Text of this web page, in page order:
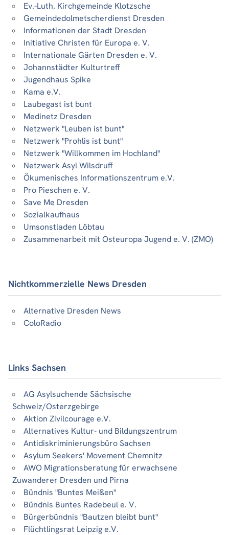
Ev.-Luth. Kirchgemeinde Klotzsche
Gemeindedolmetscherdienst Dresden
Informationen der Stadt Dresden
Initiative Christen für Europa e. V.
Internationale Gärten Dresden e. V.
Johannstädter Kulturtreff
Jugendhaus Spike
Kama e.V.
Laubegast ist bunt
Medinetz Dresden
Netzwerk "Leuben ist bunt"
Netzwerk "Prohlis ist bunt"
Netzwerk "Willkommen im Hochland"
Netzwerk Asyl Wilsdruff
Ökumenisches Informationszentrum e.V.
Pro Pieschen e. V.
Save Me Dresden
Sozialkaufhaus
Umsonstladen Löbtau
Zusammenarbeit mit Osteuropa Jugend e. V. (ZMO)
Nichtkommerzielle News Dresden
Alternative Dresden News
ColoRadio
Links Sachsen
AG Asylsuchende Sächsische
Schweiz/Osterzgebirge
Aktion Zivilcourage e.V.
Alternatives Kultur- und Bildungszentrum
Antidiskriminierungsbüro Sachsen
Asylum Seekers' Movement Chemnitz
AWO Migrationsberatung für erwachsene
Zuwanderer Dresden und Pirna
Bündnis "Buntes Meißen"
Bündnis Buntes Radebeul e. V.
Bürgerbündnis "Bautzen bleibt bunt"
Flüchtlingsrat Leipzig e.V.